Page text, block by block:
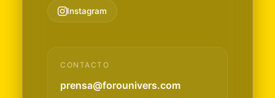
Instagram
CONTACTO
prensa@forounivers.com